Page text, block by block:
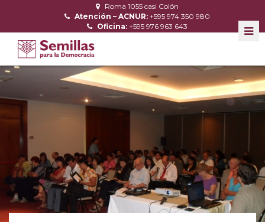
Roma 1055 casi Colón
Atención – ACNUR: +595 974 350 980
Oficina: +595 976 963 643